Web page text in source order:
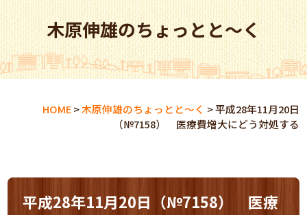
木原伸雄のちょっとと～く
HOME>木原伸雄のちょっとと～く >平成28年11月20日
（№7158） 医療費増大にどう対処する
平成28年11月20日（№7158） 医療